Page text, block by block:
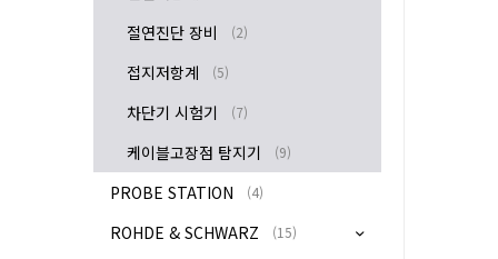
절연진단 장비 (2)
접지저항계 (5)
차단기 시험기 (7)
케이블고장점 탐지기 (9)
PROBE STATION (4)
ROHDE & SCHWARZ (15)